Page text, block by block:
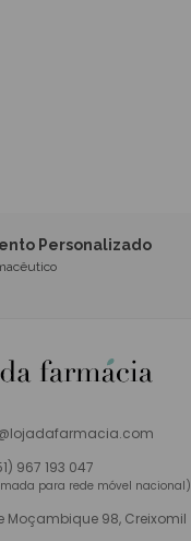
Personalizado
967 193 047
para rede móvel nacional)
Moçambique 98, Creixomil